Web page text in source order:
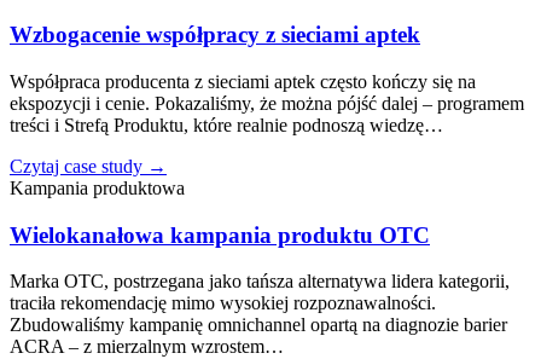
Wzbogacenie współpracy z sieciami aptek
Współpraca producenta z sieciami aptek często kończy się na
ekspozycji i cenie. Pokazaliśmy, że można pójść dalej – programem
treści i Strefą Produktu, które realnie podnoszą wiedzę…
Czytaj case study →
Kampania produktowa
Wielokanałowa kampania produktu OTC
Marka OTC, postrzegana jako tańsza alternatywa lidera kategorii,
traciła rekomendację mimo wysokiej rozpoznawalności.
Zbudowaliśmy kampanię omnichannel opartą na diagnozie barier
ACRA – z mierzalnym wzrostem…